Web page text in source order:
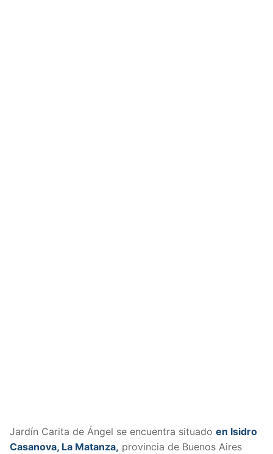
Jardín Carita de Ángel se encuentra situado en Isidro
Casanova, La Matanza, provincia de Buenos Aires